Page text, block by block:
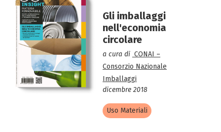
Gli imballaggi
nell'economia
circolare
a cura di CONAI –
Consorzio Nazionale
Imballaggi
dicembre 2018
Uso Materiali